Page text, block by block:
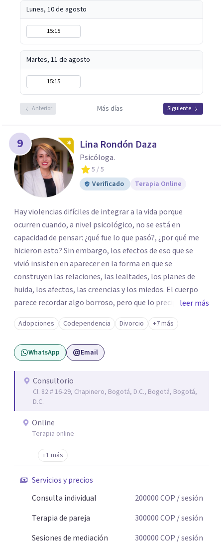
Lunes, 10 de agosto
15:15
Martes, 11 de agosto
15:15
Anterior Más días Siguiente
9 Lina Rondón Daza
Psicóloga.
5 / 5
Verificado
Terapia Online
Hay violencias difíciles de integrar a la vida porque
ocurren cuando, a nivel psicológico, no se está en
capacidad de pensar: ¿qué fue lo que pasó?, ¿por qué me
hicieron esto? Sin embargo, los efectos de eso que se
vivió insisten en aparecer en la forma en que se
construyen las relaciones, las lealtades, los planes de
huida, los afectos, las creencias y los miedos. El cuerpo
parece recordar algo borroso, pero que lo precipita a
reaccionar cuando siente una amenaza. Algunas personas
parecen notar que algo pasa y, de vez en cuando, en la
propia persona aparece la pregunta: ¿tendrá que ver esto
con lo que me pasó? De las violencias es difícil hablar con
proteger de esa historia difícil; a veces, por la misma duda
que se tiene sobre lo que pasó; y, a veces, por los silencios
que se impusieron para no hablar. Te propongo una
psicoterapia para ayudar a integrar eso que pasó y para
ayudar a pensar todo lo que generó. Soltar el lazo con el
de quienes estuvieron, de quienes agredieron o de quienes
leer más
Adopciones Codependencia Divorcio +7 más
WhatsApp Email
Consultorio
Cl. 82 # 16-29, Chapinero, Bogotá, D.C., Bogotá, Bogotá,
D.C.
Online
Terapia online
+1 más
Servicios y precios
Consulta individual
200000COP / sesión
Terapia de pareja
300000COP / sesión
Sesiones de mediación
300000COP / sesión